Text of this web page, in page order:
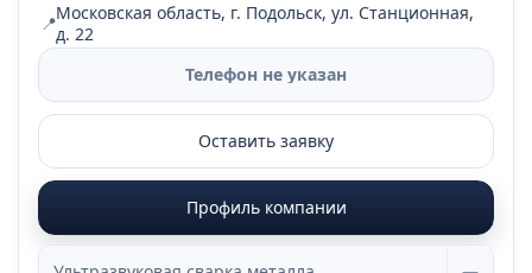
📍Московская область, г. Подольск, ул. Станционная,
д. 22
Телефон не указан
Оставить заявку
Профиль компании